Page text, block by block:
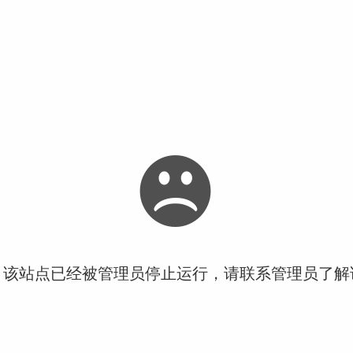
站点已经被管理员停止运行，请联系管理员了